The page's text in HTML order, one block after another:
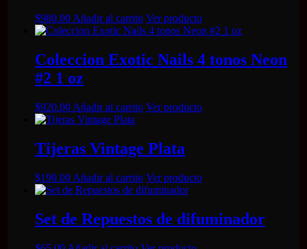
$980.00Añadir al carrito Ver producto
Coleccion Exotic Nails 4 tonos Neon
#2 1 oz
$920.00 Añadir al carrito Ver producto
Tijeras Vintage Plata
$190.00 Añadir al carrito Ver producto
Set de Repuestos de difuminador